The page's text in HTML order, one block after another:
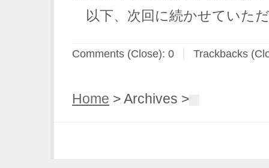
以下、次回に続かせていた
Comments (Close): 0 Trackbacks
Home > Archives >